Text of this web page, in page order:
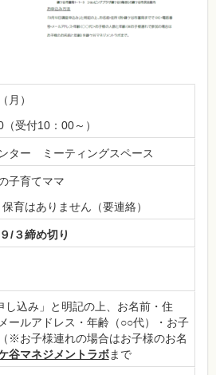
月）
受付10：00～）
ター ミーティングスペース
子育てママ
育はありません（要連絡）
９/３締め切り
し込み」と明記の上、お名前・住
ールアドレス・年齢（○○代）・お子
※お子様連れの場合はお子様のお名
谷マネジメントラボまで